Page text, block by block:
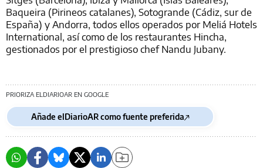
Baqueira (Pirineos catalanes), Sotogrande (Cádiz, sur de
España) y Andorra, todos ellos operados por Meliá Hotels
International, así como de los restaurantes Hincha,
gestionados por el prestigioso chef Nandu Jubany.
PRIORIZA ELDIARIOAR EN GOOGLE
Añade elDiarioAR como fuente preferida